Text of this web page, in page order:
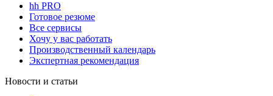
hh PRO
Готовое резюме
Все сервисы
Хочу у вас работать
Производственный календарь
Экспертная рекомендация
Новости и статьи